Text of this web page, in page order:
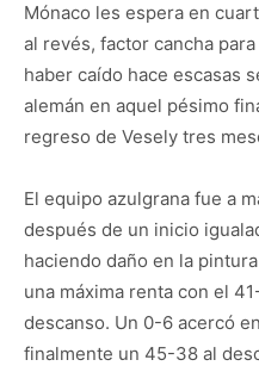
Mónaco les espera en
al revés, factor cancha
haber caído hace escasas
alemán en aquel pésimo
regreso de Vesely tres
El equipo azulgrana fue a
después de un inicio
haciendo daño en la
una máxima renta con el
descanso. Un 0-6 acercó
finalmente un 45-38 al